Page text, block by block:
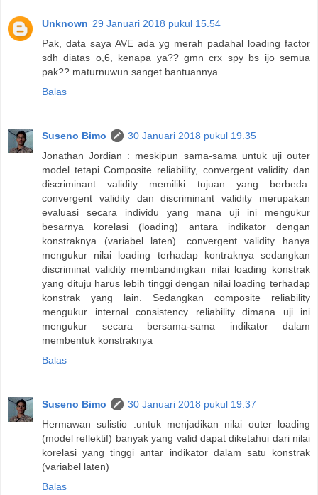
Unknown 29 Januari 2018 pukul 15.54
Pak, data saya AVE ada yg merah padahal loading factor
sdh diatas o,6, kenapa ya?? gmn crx spy bs ijo semua
pak?? maturnuwun sanget bantuannya
Balas
Suseno Bimo
30 Januari 2018 pukul 19.35
Jonathan Jordian : meskipun sama-sama untuk uji outer
model tetapi Composite reliability, convergent validity dan
discriminant validity memiliki tujuan yang berbeda.
convergent validity dan discriminant validity merupakan
evaluasi secara individu yang mana uji ini mengukur
besarnya korelasi (loading) antara indikator dengan
konstraknya (variabel laten). convergent validity hanya
mengukur nilai loading terhadap kontraknya sedangkan
discriminat validity membandingkan nilai loading konstrak
yang dituju harus lebih tinggi dengan nilai loading terhadap
konstrak yang lain. Sedangkan composite reliability
mengukur internal consistency reliability dimana uji ini
mengukur secara bersama-sama indikator dalam
membentuk konstraknya
Balas
Suseno Bimo
30 Januari 2018 pukul 19.37
Hermawan sulistio :untuk menjadikan nilai outer loading
(model reflektif) banyak yang valid dapat diketahui dari nilai
korelasi yang tinggi antar indikator dalam satu konstrak
(variabel laten)
Balas